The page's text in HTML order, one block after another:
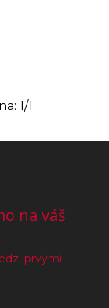
1/1
na váš
prvými